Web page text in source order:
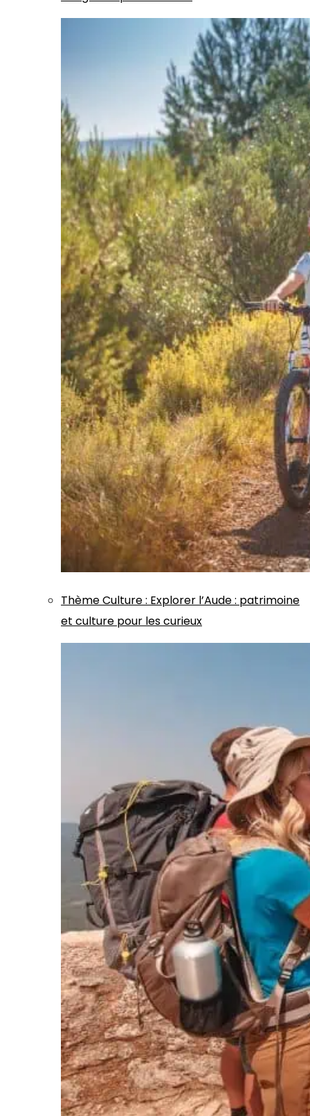
ThèmeCulture: Explorer l’Aude : patrimoine
et culture pour les curieux